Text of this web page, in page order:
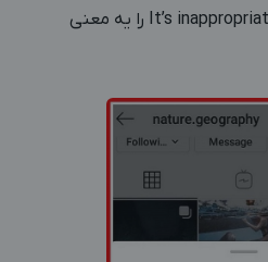
گام 2. حالا می‌توانید گزینه It’s inappropriate را یه معنی